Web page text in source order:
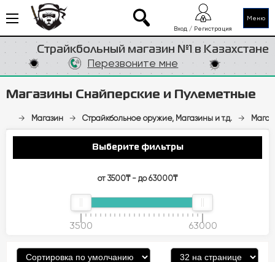
Меню
Страйкбольный магазин №1 в Казахстане
Вход / Регистрация
Перезвоните мне
Магазины Снайперские и Пулеметные
→ Магазин → Страйкбольное оружие, Магазины и т.д. →
Выберите фильтры
от 3500₸ - до 63000₸
3500 63000